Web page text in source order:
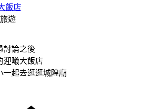
飯店
遊
討論之後
迎曦大飯店
一起去逛逛城隍廟